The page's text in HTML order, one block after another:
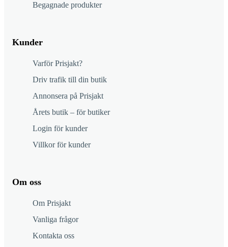
Begagnade produkter
Kunder
Varför Prisjakt?
Driv trafik till din butik
Annonsera på Prisjakt
Årets butik – för butiker
Login för kunder
Villkor för kunder
Om oss
Om Prisjakt
Vanliga frågor
Kontakta oss